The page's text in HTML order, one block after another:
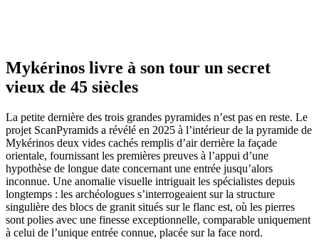
Mykérinos livre à son tour un secret
vieux de 45 siècles
La petite dernière des trois grandes pyramides n’est pas en reste. Le
projet ScanPyramids a révélé en 2025 à l’intérieur de la pyramide de
Mykérinos deux vides cachés remplis d’air derrière la façade
orientale, fournissant les premières preuves à l’appui d’une
hypothèse de longue date concernant une entrée jusqu’alors
inconnue. Une anomalie visuelle intriguait les spécialistes depuis
longtemps : les archéologues s’interrogeaient sur la structure
singulière des blocs de granit situés sur le flanc est, où les pierres
sont polies avec une finesse exceptionnelle, comparable uniquement
à celui de l’unique entrée connue, placée sur la face nord.